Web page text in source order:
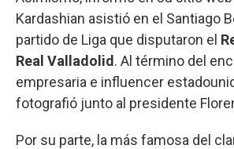
Kardashian asistió en el Santiago
partido de Liga que disputaron el
Real Valladolid . Al término del
empresaria e influencer
fotografió junto al presidente
Por su parte, la más famosa del